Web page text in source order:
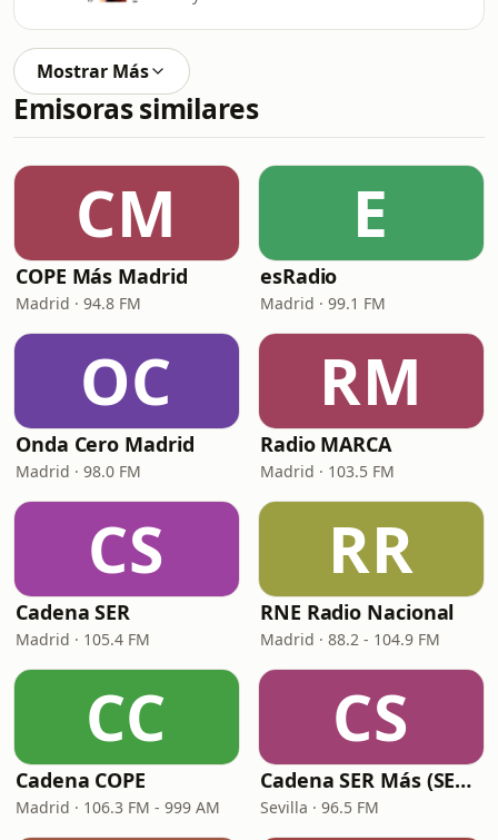
Mostrar Más
Emisoras similares
CM
COPE Más Madrid
Madrid · 94.8 FM
E
esRadio
Madrid · 99.1 FM
OC
Onda Cero Madrid
Madrid · 98.0 FM
RM
Radio MARCA
Madrid · 103.5 FM
CS
Cadena SER
Madrid · 105.4 FM
RR
RNE Radio Nacional
Madrid · 88.2 - 104.9 FM
CC
Cadena COPE
Madrid · 106.3 FM - 999 AM
CS
Cadena SER Más (SER+ Sevilla)
Sevilla · 96.5 FM